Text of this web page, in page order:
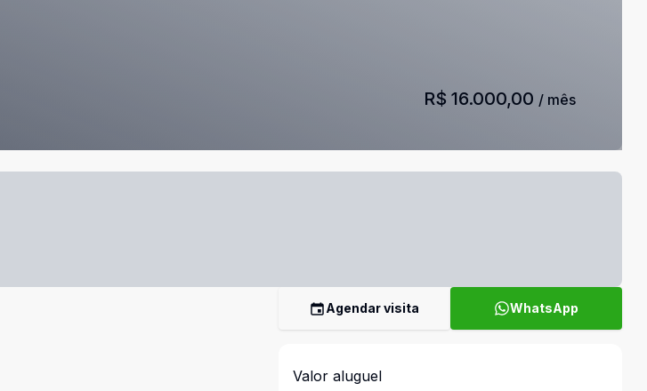
R$ 16.000,00 / mês
Agendar visita WhatsApp
Valor aluguel